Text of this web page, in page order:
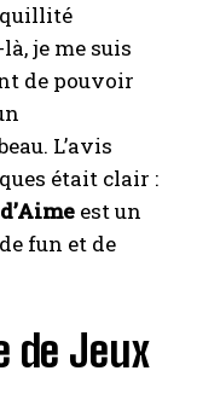
je me suis
de pouvoir
L’avis
était clair :
est un
fun et de
de Jeux